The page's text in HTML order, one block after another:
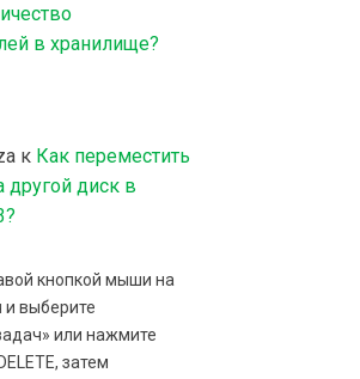
в хранилище?
к Как переместить
другой диск в
кнопкой мыши на
и выберите
или нажмите
затем